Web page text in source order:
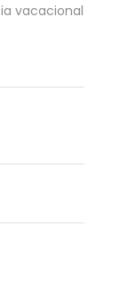
vacacional